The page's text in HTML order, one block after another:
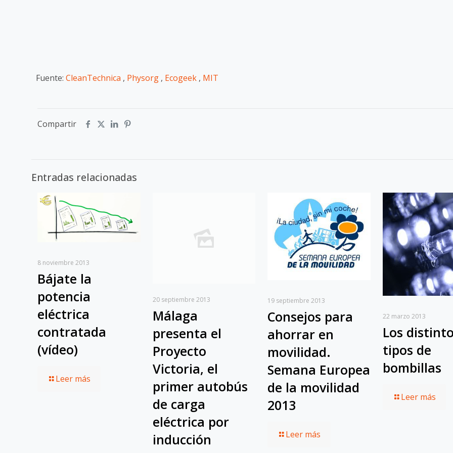
Fuente:CleanTechnica , Physorg , Ecogeek , MIT
Compartir
Entradas relacionadas
8 noviembre 2013
Bájate la
potencia
eléctrica
contratada
(vídeo)
Leer más
20 septiembre 2013
Málaga
presenta el
Proyecto
Victoria, el
primer autobús
de carga
eléctrica por
inducción
19 septiembre 2013
Consejos para
ahorrar en
movilidad.
Semana Europea
de la movilidad
2013
Leer más
22 marzo 2013
Los
tipos de
bombillas
Leer más